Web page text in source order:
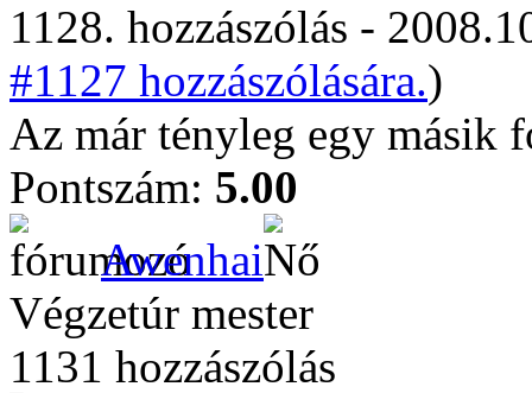
1128. hozzászólás -
#1127 hozzászólására.)
Az már tényleg egy másik
Pontszám: 5.00
Awenhai
Végzetúr mester
1131 hozzászólás